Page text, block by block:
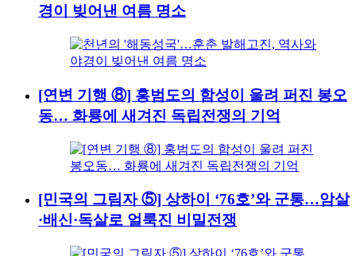
경이 빚어낸 여름 명소
[연변 기행 ⑧] 홍범도의 함성이 울려 퍼진 봉오
동… 화룡에 새겨진 독립전쟁의 기억
[민국의 그림자 ⑤] 상하이 ‘76호’와 군통…암살
·배신·독살로 얼룩진 비밀전쟁